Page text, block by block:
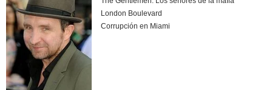
London Boulevard
Corrupción en Miami